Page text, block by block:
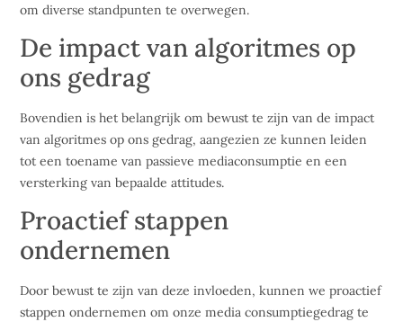
om diverse standpunten te overwegen.
De impact van algoritmes op
ons gedrag
Bovendien is het belangrijk om bewust te zijn van de impact
van algoritmes op ons gedrag, aangezien ze kunnen leiden
tot een toename van passieve mediaconsumptie en een
versterking van bepaalde attitudes.
Proactief stappen
ondernemen
Door bewust te zijn van deze invloeden, kunnen we proactief
stappen ondernemen om onze media consumptiegedrag te